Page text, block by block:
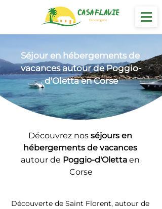
Séjour en hébergements de
vacances autour de Poggio-
d'Oletta en Corse
Découvrez nos séjours en
hébergements de vacances
autour de Poggio-d'Oletta en
Corse
Découverte de Saint Florent, autour de